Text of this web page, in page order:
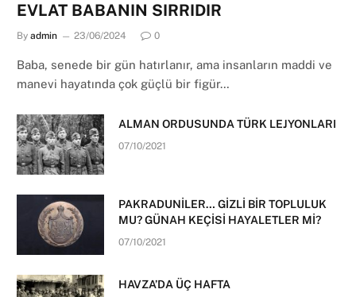
EVLAT BABANIN SIRRIDIR
By admin 23/06/2024 0
Baba, senede bir gün hatırlanır, ama insanların maddi ve
manevi hayatında çok güçlü bir figür…
ALMAN ORDUSUNDA TÜRK LEJYONLARI
07/10/2021
PAKRADUNİLER… GİZLİ BİR TOPLULUK
MU? GÜNAH KEÇİSİ HAYALETLER Mİ?
07/10/2021
HAVZA’DA ÜÇ HAFTA